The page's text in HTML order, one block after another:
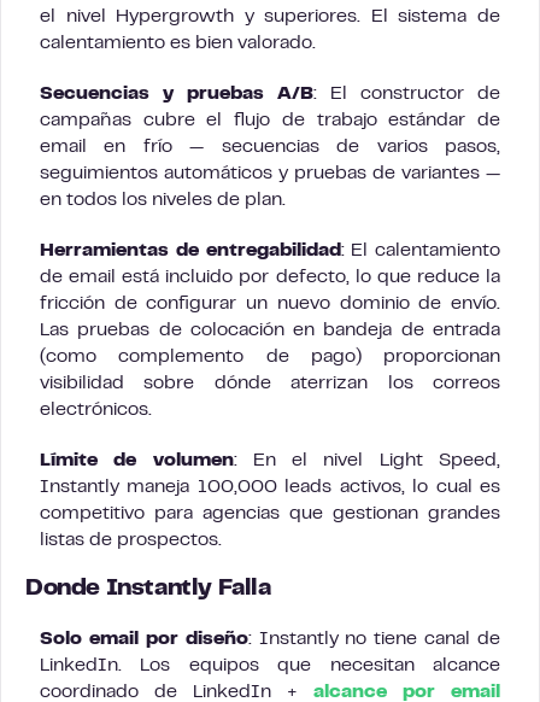
el nivel Hypergrowth y superiores. El sistema de
calentamiento es bien valorado.
Secuencias y pruebas A/B: El constructor de
campañas cubre el flujo de trabajo estándar de
email en frío — secuencias de varios pasos,
seguimientos automáticos y pruebas de variantes —
en todos los niveles de plan.
Herramientas de entregabilidad : El calentamiento
de email está incluido por defecto, lo que reduce la
fricción de configurar un nuevo dominio de envío.
Las pruebas de colocación en bandeja de entrada
(como complemento de pago) proporcionan
visibilidad sobre dónde aterrizan los correos
electrónicos.
Límite de volumen: En el nivel Light Speed,
Instantly maneja 100,000 leads activos, lo cual es
competitivo para agencias que gestionan grandes
listas de prospectos.
Donde Instantly Falla
Solo email por diseño: Instantly no tiene canal de
LinkedIn. Los equipos que necesitan alcance
coordinado de LinkedIn + alcance por email